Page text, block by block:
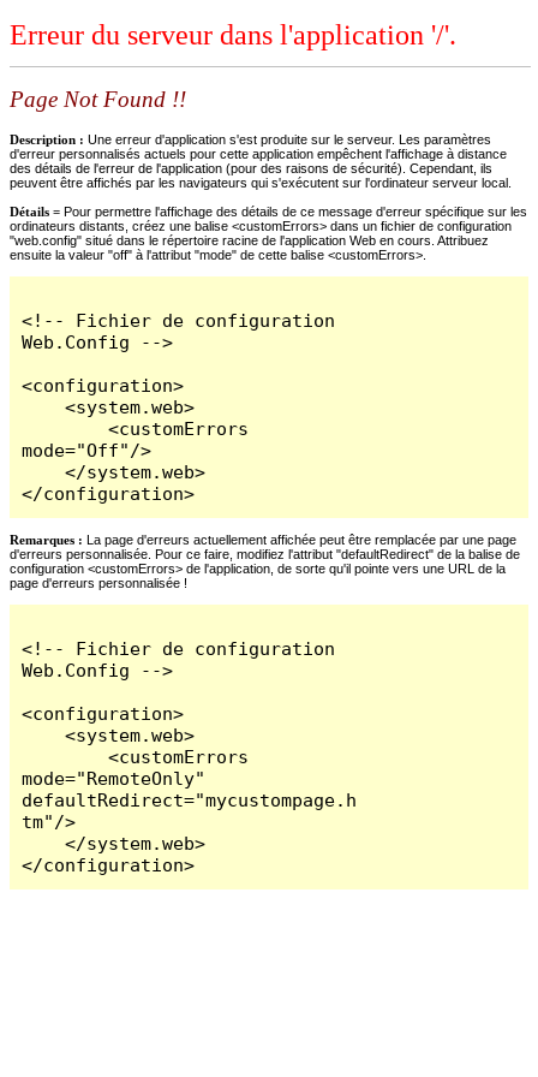
Erreur du serveur dans l'application '/'.
Page Not Found !!
Description : Une erreur d'application s'est produite sur le serveur. Les paramètres
d'erreur personnalisés actuels pour cette application empêchent l'affichage à distance
des détails de l'erreur de l'application (pour des raisons de sécurité). Cependant, ils
peuvent être affichés par les navigateurs qui s'exécutent sur l'ordinateur serveur local.
Détails = Pour permettre l'affichage des détails de ce message d'erreur spécifique sur les
ordinateurs distants, créez une balise <customErrors> dans un fichier de configuration
"web.config" situé dans le répertoire racine de l'application Web en cours. Attribuez
ensuite la valeur "off" à l'attribut "mode" de cette balise <customErrors>.
<!-- Fichier de configuration
Web.Config -->
<configuration>
    <system.web>
        <customErrors
mode="Off"/>
    </system.web>
</configuration>
Remarques : La page d'erreurs actuellement affichée peut être remplacée par une page
d'erreurs personnalisée. Pour ce faire, modifiez l'attribut "defaultRedirect" de la balise de
configuration <customErrors> de l'application, de sorte qu'il pointe vers une URL de la
page d'erreurs personnalisée !
<!-- Fichier de configuration
Web.Config -->
<configuration>
    <system.web>
        <customErrors
mode="RemoteOnly"
defaultRedirect="mycustompage.h
tm"/>
    </system.web>
</configuration>